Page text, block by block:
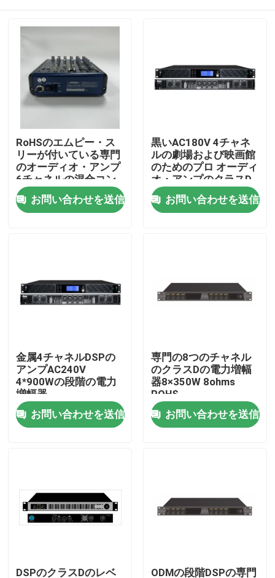
ビデオ
工場旅行
品質管理
ニュース
PAシステム アンプ
RoHSのエムピー・ス
リーが付いている専門
のオーディオ・アンプ
6チャネルの混合コン
ソール
お問い合わせを送信
黒いAC180V 4チャネ
ルの劇場および映画館
のためのプロ オーディ
オ・アンプのクラスD
Amp
お問い合わせを送信
金属4チャネルDSPの
アンプAC240V
4*900Wの段階の電力
増幅器
お問い合わせを送信
専門の8つのチャネル
のクラスDの電力増幅
器8×350W 8ohms
ROHS
お問い合わせを送信
DSPのクラスDのレベ ODMの段階DSPの専門